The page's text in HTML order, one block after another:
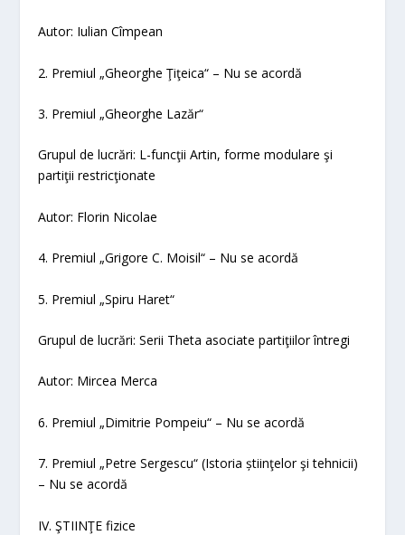
Autor: Iulian Cîmpean
2. Premiul „Gheorghe Ţiţeica“ – Nu se acordă
3. Premiul „Gheorghe Lazăr“
Grupul de lucrări: L-funcţii Artin, forme modulare şi
partiţii restricţionate
Autor: Florin Nicolae
4. Premiul „Grigore C. Moisil“ – Nu se acordă
5. Premiul „Spiru Haret“
Grupul de lucrări:Serii Theta asociate partiţiilor întregi
Autor: Mircea Merca
6. Premiul „Dimitrie Pompeiu“ – Nu se acordă
7. Premiul „Petre Sergescu“(Istoria știinţelor şi tehnicii)
– Nu se acordă
IV. ŞTIINŢEfizice